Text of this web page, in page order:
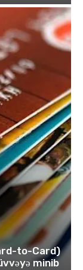
to-Card)
minib